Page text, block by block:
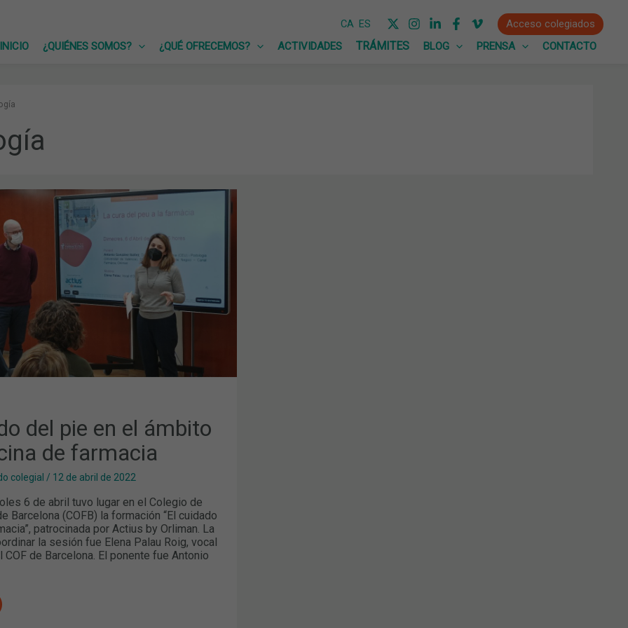
CA ES
Acceso colegiados
INICIO
¿QUIÉNES SOMOS? ¿QUÉ OFRECEMOS? ACTIVIDADES BLOG PRENSA CONTACTO
del pie en el ámbito
de farmacia
colegial / 12 de abril de 2022
6 de abril tuvo lugar en el Colegio de
Barcelona (COFB) la formación “El cuidado
patrocinada por Actius by Orliman. La
la sesión fue Elena Palau Roig, vocal
COF de Barcelona. El ponente fue Antonio